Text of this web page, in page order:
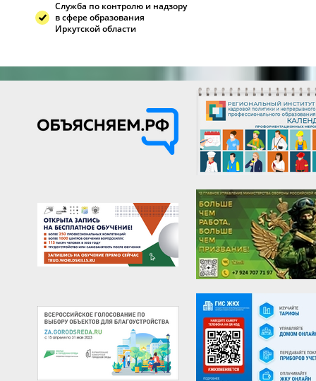
Служба по контролю и надзору
в сфере образования
Иркутской области